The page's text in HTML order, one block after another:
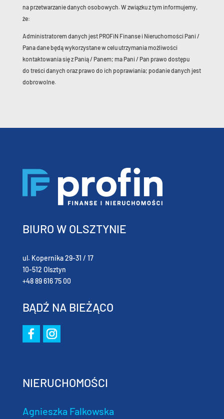
na przetwarzanie danych osobowych. W związku z tym informujemy,
że:
Administratorem danych jest PROFiN Finanse i Nieruchomości Pani /
Pana dane będą wykorzystane w celu utrzymania możliwości
kontaktowania się z Panią / Panem; ma Pani / Pan prawo dostępu
do treści danych oraz prawo do ich poprawiania; podanie danych jest
dobrowolne.
BIURO W OLSZTYNIE
ul. Kopernika 29-31 / 17
10-512 Olsztyn
+48 89 616 75 00
BĄDŹ NA BIEŻĄCO
NIERUCHOMOŚCI
Agnieszka Falkowska